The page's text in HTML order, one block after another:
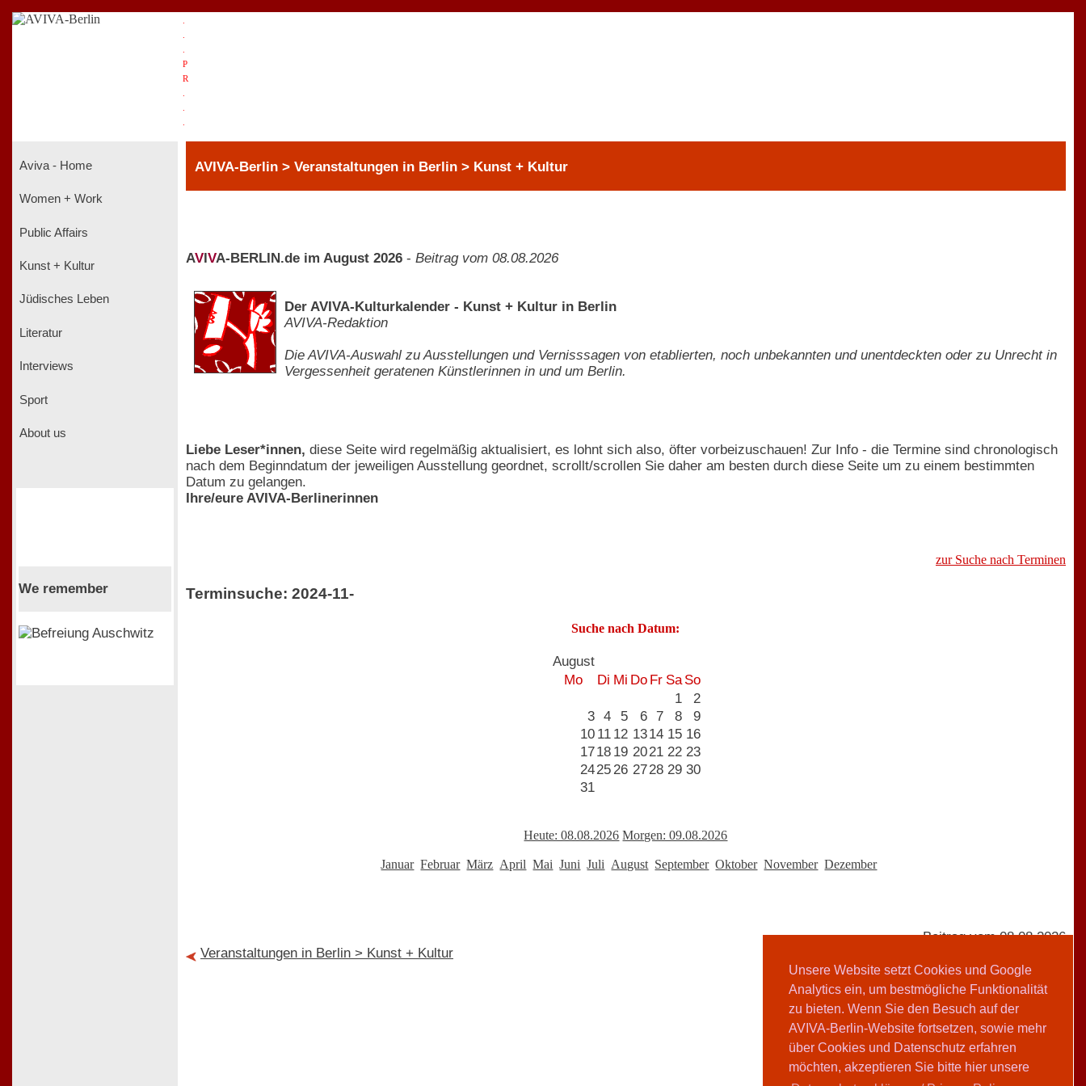
Unsere Website setzt Cookies und Google
Analytics ein, um bestmögliche Funktionalität
zu bieten. Wenn Sie den Besuch auf der
AVIVA-Berlin-Website fortsetzen, sowie mehr
über Cookies und Datenschutz erfahren
möchten, akzeptieren Sie bitte hier unsere
P
R
Aviva - Home
Women + Work
Public Affairs
Kunst + Kultur
Jüdisches Leben
Literatur
Interviews
Sport
About us
We remember
AVIVA-Berlin > Veranstaltungen in Berlin > Kunst + Kultur
AV VA-BERLIN.de im August 2026 - Beitrag vom 08.08.2026
Der AVIVA-Kulturkalender - Kunst + Kultur in Berlin
AVIVA-Redaktion
Die AVIVA-Auswahl zu Ausstellungen und Vernisssagen von etablierten, noch unbekannten und unentdeckten oder zu Unrecht in
Vergessenheit geratenen Künstlerinnen in und um Berlin.
Liebe Leser*innen, diese Seite wird regelmäßig aktualisiert, es lohnt sich also, öfter vorbeizuschauen! Zur Info - die Termine sind chronologisch
nach dem Beginndatum der jeweiligen Ausstellung geordnet, scrollt/scrollen Sie daher am besten durch diese Seite um zu einem bestimmten
Datum zu gelangen.
Ihre/eure AVIVA-Berlinerinnen
zur Suche nach Terminen
Terminsuche: 2024-11-
Suche nach Datum:
August
Mo
Di Mi Do Fr Sa So
1
2
3 4 5 6 7 8
9
10 11 12 1314 15 16
1718 19 2021 22 23
242526 2728 29 30
31
Heute: 08.08.2026 Morgen: 09.08.2026
Januar Februar März April Mai Juni Juli August September Oktober November Dezember
Veranstaltungen in Berlin > Kunst + Kultur
Beitrag vom 08.08.2026
AVIVA-Redaktion